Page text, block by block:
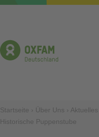
Direkt
Pfadnavigation
Startseite Über Uns
Historische Puppenstube